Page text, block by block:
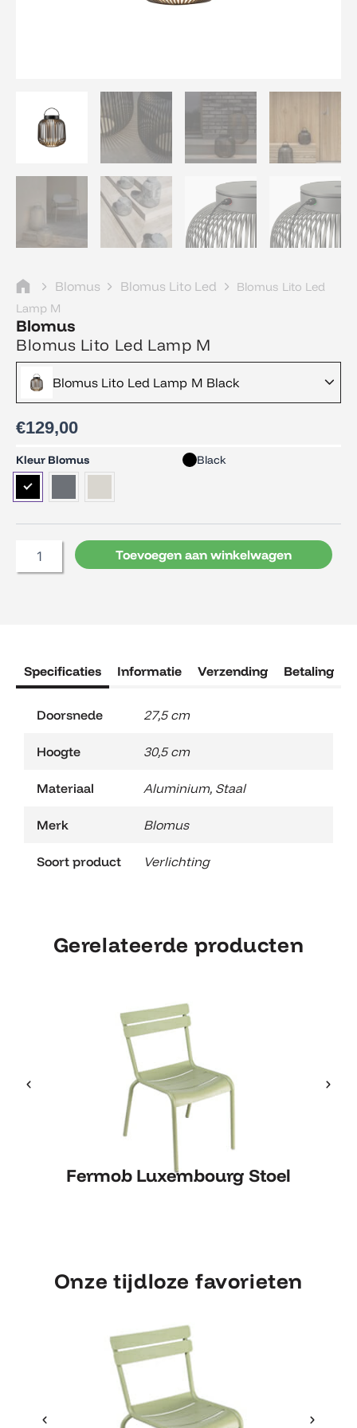
Blomus Blomus Lito Led
Blomus Lito Led
Lamp M
Blomus
Blomus Lito Led Lamp M
Blomus Lito Led Lamp M Black
€129,00
Kleur Blomus Black
Blomus
Lito
Led
M
Toevoegen aan winkelwagen
Specificaties Informatie Verzending Betaling
Doorsnede 27,5 cm
Hoogte 30,5 cm
Materiaal Aluminium, Staal
Merk Blomus
Soort product Verlichting
Gerelateerde producten
Fermob Luxembourg Stoel
Fermob Luxembourg Stoel
Onze tijdloze favorieten